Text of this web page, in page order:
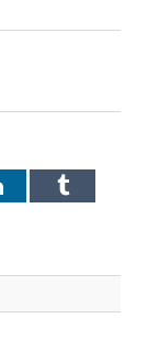
LinkedInTumblr